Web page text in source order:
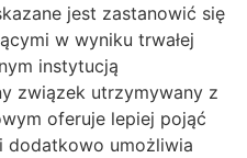
jest zastanowić się
w wyniku trwałej
instytucją
związek utrzymywany z
oferuje lepiej pojąć
dodatkowo umożliwia